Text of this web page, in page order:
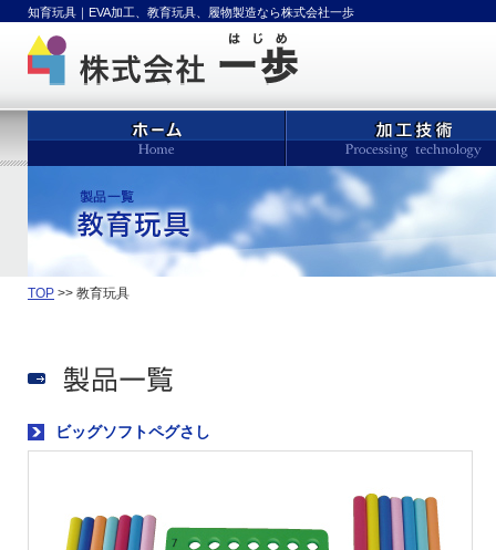
知育玩具｜EVA加工、教育玩具、履物製造なら株式会社一歩
TOP >> 教育玩具
ビッグソフトペグさし